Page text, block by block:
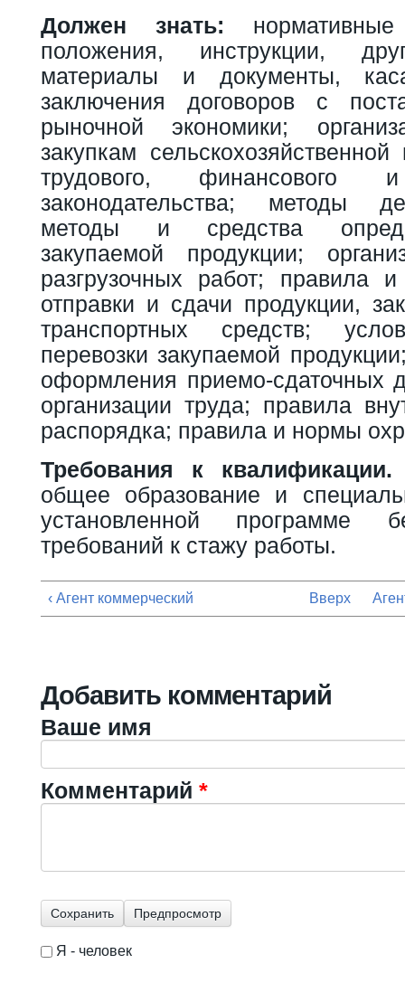
Должен знать:
положения, инструкции,
материалы и документы,
заключения договоров с
рыночной экономики;
закупкам
трудового, финансового и
законодательства; методы
методы и средства
закупаемой продукции;
разгрузочных работ; правила
отправки и сдачи продукции,
транспортных средств;
перевозки закупаемой
оформления приемо-сдаточных
организации труда; правила
распорядка; правила и нормы
Требования к квалификации.
общее образование и
установленной программе
требований к стажу работы.
‹ Агент коммерческий Вверх
Добавить комментарий
Ваше имя
Комментарий *
Я - человек